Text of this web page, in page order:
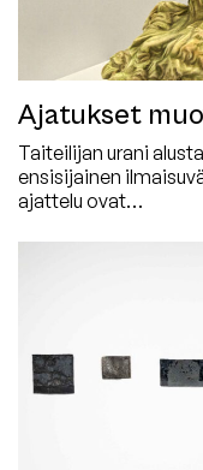
Ajatukset
Taiteilijan urani
ensisijainen
ajattelu ovat…